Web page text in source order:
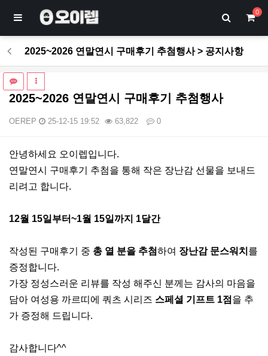
0
2025~2026 연말연시 구매후기 추첨행사 > 공지사항
2025~2026 연말연시 구매후기 추첨행사
OEREP 25-12-15 19:52 63,822 0
본문
안녕하세요 오이렙입니다.
연말연시 구매후기 추첨을 통해 작은 장난감 선물을 보내드
리려고 합니다.
12월 15일부터~1월 15일까지 1달간
작성된 구매후기 중 총 열 분을 추첨하여 장난감 문스워치를
증정합니다.
가장 정성스러운 리뷰를 작성 해주신 분께는 감사의 마음을
담아 여성용 까르띠에 쿼츠 시리즈 스페셜 기프트 1점을 추
가 증정해 드립니다.
감사합니다^^